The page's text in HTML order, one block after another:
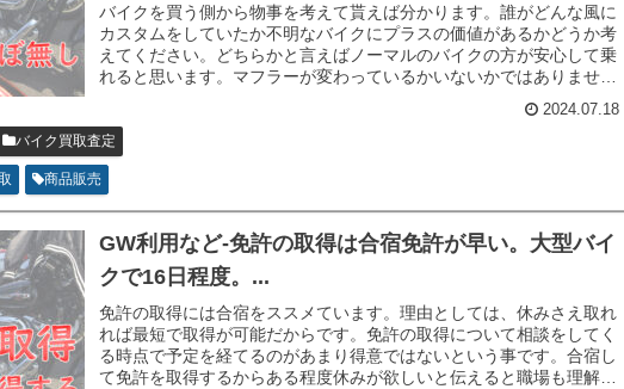
バイクを買う側から物事を考えて貰えば分かります。誰がどんな風に
カスタムをしていたか不明なバイクにプラスの価値があるかどうか考
えてください。どちらかと言えばノーマルのバイクの方が安心して乗
れると思います。マフラーが変わっているかいないかではありませ
2024.07.18
バイク買取査定
商品販売
GW利用など-免許の取得は合宿免許が早い。大型バイ
クで16日程度。...
免許の取得には合宿をススメています。理由としては、休みさえ取れ
れば最短で取得が可能だからです。免許の取得について相談をしてく
る時点で予定を経てるのがあまり得意ではないという事です。合宿し
て免許を取得するからある程度休みが欲しいと伝えると職場も理解は